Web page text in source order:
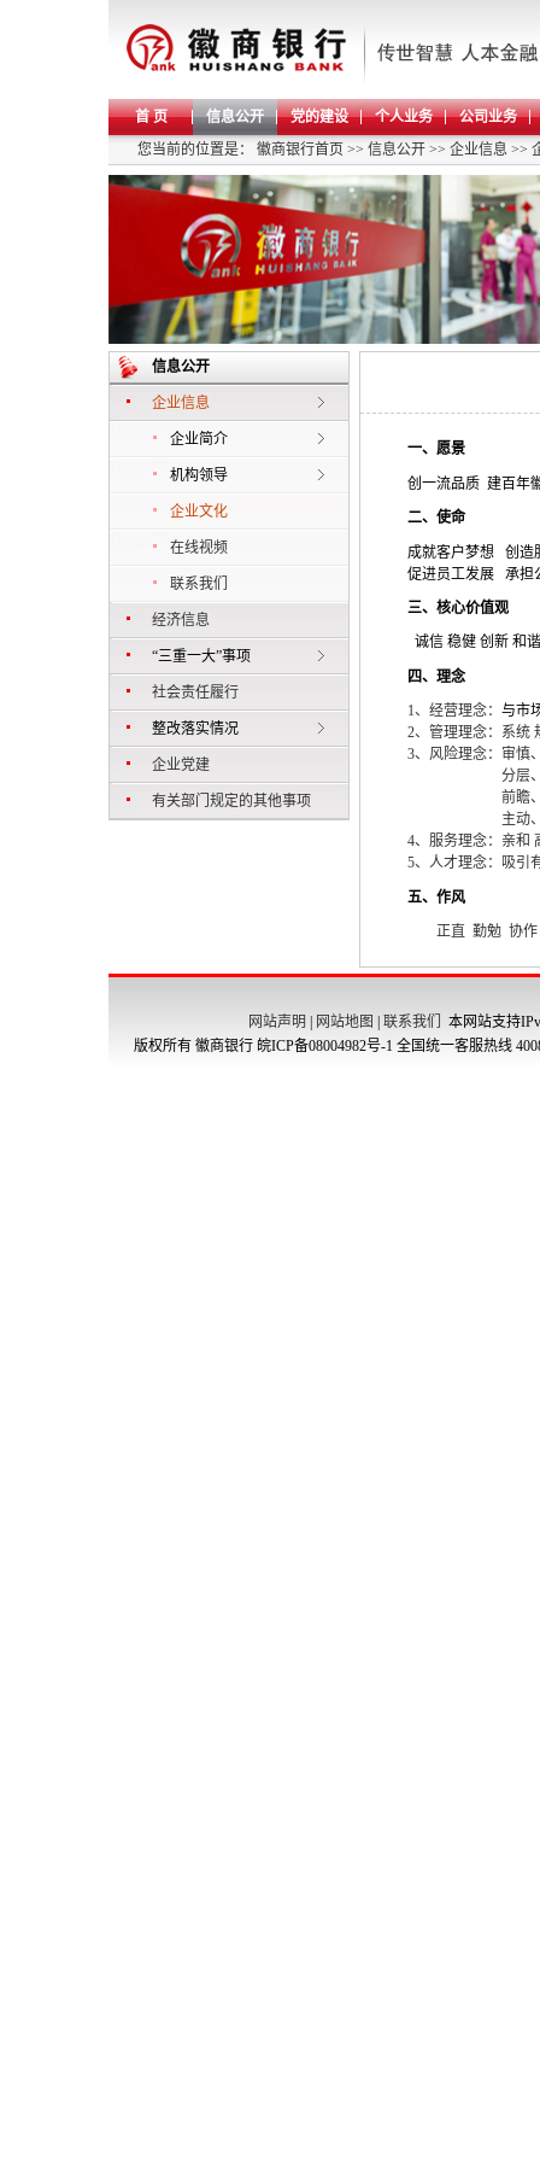
首 页 信息公开 党的建设 个人业务
公司业务
您当前的位置是： 徽商银行首页 >> 信息公开 >> 企业信息 >>
信息公开
企业信息
企业简介
机构领导
企业文化
在线视频
联系我们
经济信息
“三重一大”事项
社会责任履行
整改落实情况
企业党建
有关部门规定的其他事项
一、愿景
创一流品质 建百年
二、使命
成就客户梦想
创造
促进员工发展
承担
三、核心价值观
诚信 稳健 创新 和谐
四、理念
1、经营理念： 与市
2、管理理念：系统
3、风险理念：审慎
分层
前瞻
主动
4、服务理念： 亲和
5、人才理念：吸
五、作风
正直 勤勉 协作
网站声明 网站地图 联系我们
本网站支持
版权所有 徽商银行 皖ICP备08004982号-1 全国统一客服热线